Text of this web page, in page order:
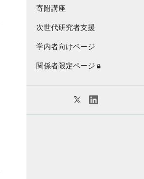
刊行物
Working Papers
寄附講座
次世代研究者支援
KGRI独自の研究補助金
特任教員紹介
学内者向けページ
関係者限定ページ